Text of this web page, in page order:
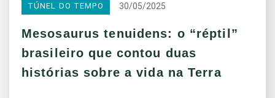
TÚNEL DO TEMPO 30/05/2025
Mesosaurus tenuidens: o “réptil”
brasileiro que contou duas
histórias sobre a vida na Terra